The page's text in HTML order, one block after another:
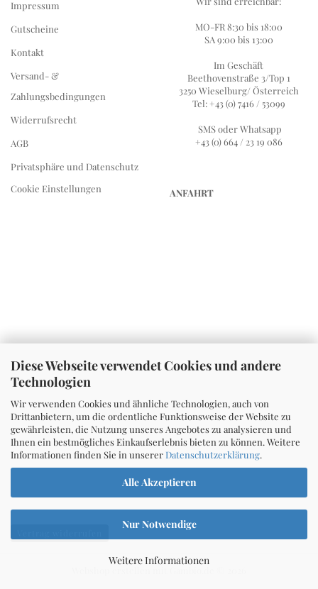
Diese Webseite verwendet Cookies und andere
Technologien
Wir verwenden Cookies und ähnliche Technologien, auch von
Drittanbietern, um die ordentliche Funktionsweise der Website zu
gewährleisten, die Nutzung unseres Angebotes zu analysieren und
Ihnen ein bestmögliches Einkaufserlebnis bieten zu können. Weitere
Informationen finden Sie in unserer Datenschutzerklärung.
Alle Akzeptieren
Nur Notwendige
Weitere Informationen
Impressum
Gutscheine
Kontakt
Versand- &
Zahlungsbedingungen
Widerrufsrecht
AGB
Privatsphäre und Datenschutz
Cookie Einstellungen
MO-FR 8:30 bis 18:00
SA 9:00 bis 13:00
Im Geschäft
Beethovenstraße 3/Top 1
3250 Wieselburg/ Österreich
Tel: +43 (0) 7416 / 53099
SMS oder Whatsapp
+43 (0) 664 / 23 19 086
ANFAHRT